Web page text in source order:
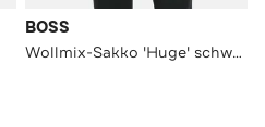
BOSS
Wollmix-Sakko 'Huge' schwarz